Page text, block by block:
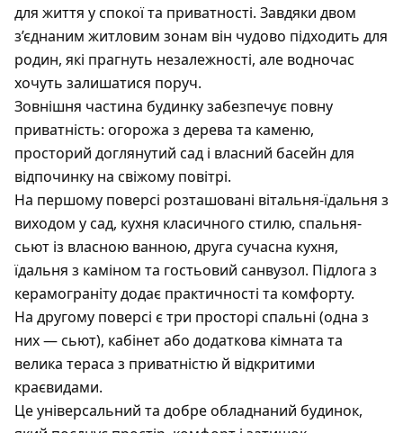
для життя у спокої та приватності. Завдяки двом
з’єднаним житловим зонам він чудово підходить для
родин, які прагнуть незалежності, але водночас
хочуть залишатися поруч.
Зовнішня частина будинку забезпечує повну
приватність: огорожа з дерева та каменю,
просторий доглянутий сад і власний басейн для
відпочинку на свіжому повітрі.
На першому поверсі розташовані вітальня-їдальня з
виходом у сад, кухня класичного стилю, спальня-
сьют із власною ванною, друга сучасна кухня,
їдальня з каміном та гостьовий санвузол. Підлога з
керамограніту додає практичності та комфорту.
На другому поверсі є три просторі спальні (одна з
них — сьют), кабінет або додаткова кімната та
велика тераса з приватністю й відкритими
краєвидами.
Це універсальний та добре обладнаний будинок,